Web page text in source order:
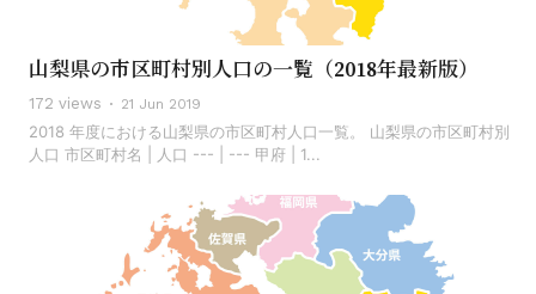
山梨県の市区町村別人口の一覧（2018年最新版）
172 views 21 Jun 2019
2018 年度における山梨県の市区町村人口一覧。 山梨県の市区町村別
人口 市区町村名 | 人口 --- | --- 甲府 | 1...